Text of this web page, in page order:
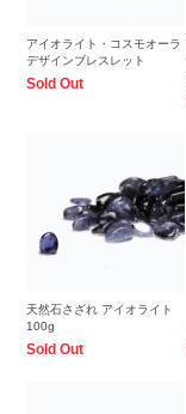
アイオライト・コスモオーラ
デザインブレスレット
Sold Out
天然石さざれ アイオライト
100g
Sold Out